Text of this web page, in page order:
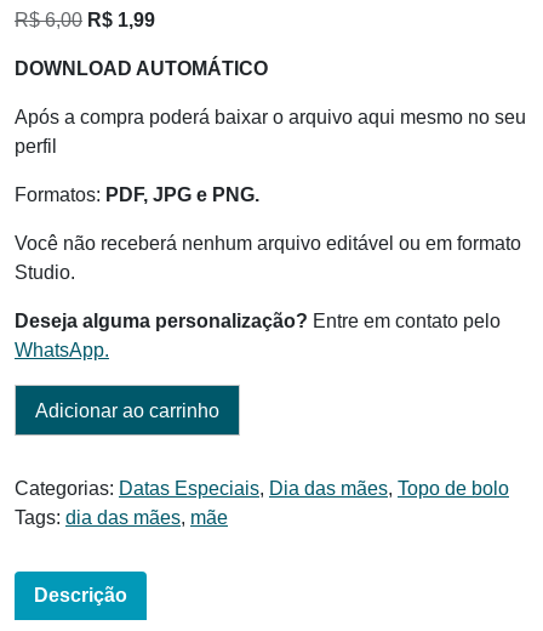
R$6,00 O
original
R$ 1,99O
atual
DOWNLOAD AUTOMÁTICO
Após a compra poderá baixar o arquivo aqui mesmo no seu
perfil
Formatos: PDF, JPG e PNG.
Você não receberá nenhum arquivo editável ou em formato
Studio.
Deseja alguma personalização? Entre em contato pelo
WhatsApp.
Adicionar ao carrinho
Categorias: Datas Especiais, Dia das mães, Topo de bolo
Tags: dia das mães, mãe
Descrição